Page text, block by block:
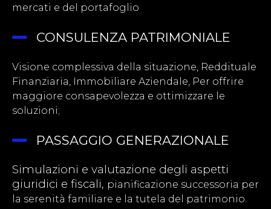
mercati e del portafoglio
CONSULENZA PATRIMONIALE
Visione complessiva della situazione, Reddituale
Finanziaria, Immobiliare Aziendale, Per offrire
maggiore consapevolezza e ottimizzare le
soluzioni;
PASSAGGIO GENERAZIONALE
Simulazioni e valutazione degli aspetti
giuridici e fiscali, pianificazione successoria per
la serenità familiare e la tutela del patrimonio.